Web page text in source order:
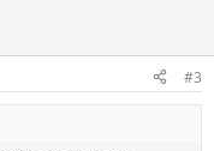
#3